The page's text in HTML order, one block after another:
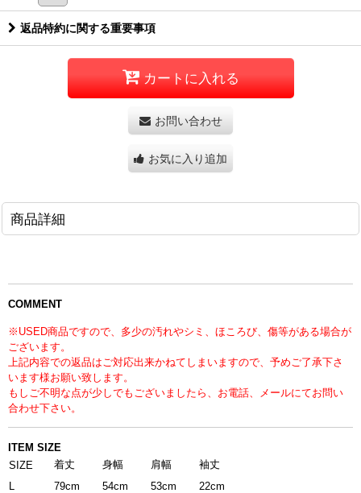
返品特約に関する重要事項
カートに入れる
お問い合わせ
お気に入り追加
商品詳細
COMMENT
※USED商品ですので、多少の汚れやシミ、ほころび、傷等がある場合が
ございます。
上記内容での返品はご対応出来かねてしまいますので、予めご了承下さ
います様お願い致します。
もしご不明な点が少しでもございましたら、お電話、メールにてお問い
合わせ下さい。
ITEM SIZE
SIZE
着丈 身幅 肩幅
袖丈
79cm 54cm 53cm 22cm